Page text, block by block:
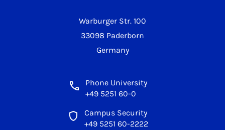
Warburger Str. 100
33098 Paderborn
Germany
Phone University
+49 5251 60-0
Campus Security
+49 5251 60-2222